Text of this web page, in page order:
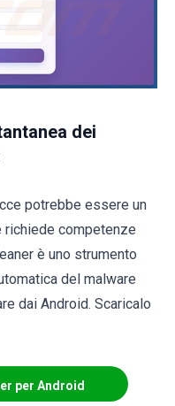
dei
potrebbe essere un
competenze
è uno strumento
del malware
dai Android. Scaricalo
per Android